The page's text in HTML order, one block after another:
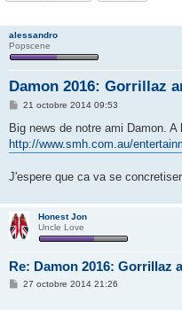
alessandro
Popscene
Damon 2016: Gorrillaz
M
s
s
a
21 octobre 2014 09:53
Big news de notre ami Damon.
http://www.smh.com.au/
J'espere que ca va se
Honest Jon
Uncle Love
Re: Damon 2016: Gorrillaz
M27 octobre 2014 21:26